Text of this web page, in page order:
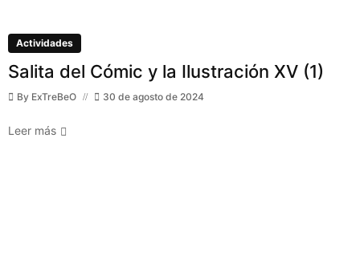
Actividades
Salita del Cómic y la Ilustración XV (1)
By ExTreBeO 30 de agosto de 2024
Leer más